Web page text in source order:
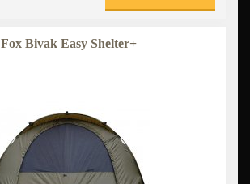
Fox Bivak Easy Shelter+